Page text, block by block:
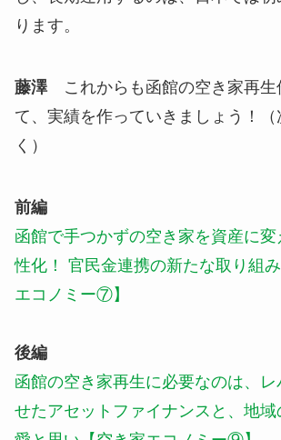
ります。
藤澤 これからも函館の空き家再生
て、実績を作っていきましょう！
く）
前編
函館で手つかずの空き家を資産に
性化！ 官民金連携の新たな取り組
エコノミー⑦】
後編
函館の空き家再生に必要なのは、
せたアセットファイナンスと、地